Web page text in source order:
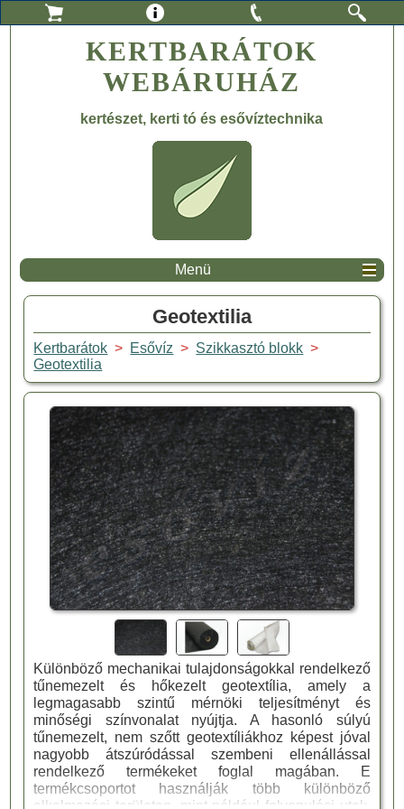
KERTBARÁTOK
WEBÁRUHÁZ
kertészet, kerti tó és esővíztechnika
Menü
Geotextilia
Kertbarátok > Esővíz > Szikkasztó blokk >
Geotextilia
Különböző mechanikai tulajdonságokkal rendelkező
tűnemezelt és hőkezelt geotextília, amely a
legmagasabb szintű mérnöki teljesítményt és
minőségi színvonalat nyújtja. A hasonló súlyú
tűnemezelt, nem szőtt geotextíliákhoz képest jóval
nagyobb átszúródással szembeni ellenállással
rendelkező termékeket foglal magában. E
termékcsoportot használják több különböző